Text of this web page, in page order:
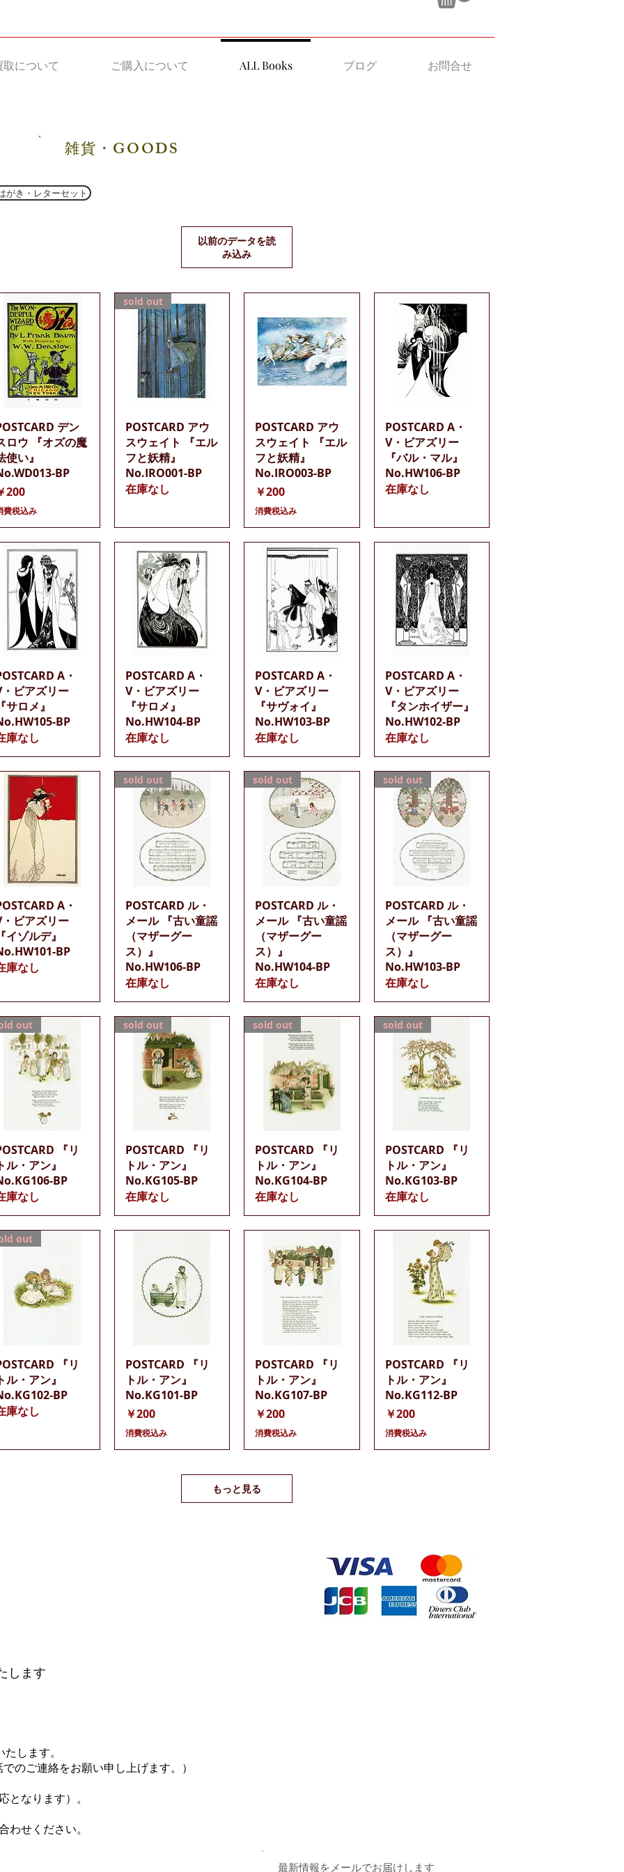
について ご購入について ALL Books ブログ お問合せ
雑貨・GOODS
以前のデータを読
み込み
クイックビュー
デン
ロウ 『オズの魔
使い』
BP
格
200
費税込み
クイックビュー
sold out
POSTCARD アウ
スウェイト 『エル
フと妖精』
No.IRO001-BP
在庫なし
クイックビュー
POSTCARD アウ
スウェイト 『エル
フと妖精』
No.IRO003-BP
価格
￥200
消費税込み
クイックビュー
POSTCARD A・
V・ビアズリー
『バル・マル』
No.HW106-BP
在庫なし
クイックビュー
A・
ビアズリー
サロメ』
BP
庫なし
クイックビュー
POSTCARD A・
V・ビアズリー
『サロメ』
No.HW104-BP
在庫なし
クイックビュー
POSTCARD A・
V・ビアズリー
『サヴォイ』
No.HW103-BP
在庫なし
クイックビュー
POSTCARD A・
V・ビアズリー
『タンホイザー』
No.HW102-BP
在庫なし
クイックビュー
A・
ビアズリー
イゾルデ』
BP
庫なし
クイックビュー
sold out
POSTCARD ル・
メール 『古い童謡
（マザーグー
ス）』
No.HW106-BP
在庫なし
クイックビュー
sold out
POSTCARD ル・
メール 『古い童謡
（マザーグー
ス）』
No.HW104-BP
在庫なし
クイックビュー
sold out
POSTCARD ル・
メール 『古い童謡
（マザーグー
ス）』
No.HW103-BP
在庫なし
クイックビュー
out
『リ
ル・アン』
BP
庫なし
クイックビュー
sold out
POSTCARD 『リ
トル・アン』
No.KG105-BP
在庫なし
クイックビュー
sold out
POSTCARD 『リ
トル・アン』
No.KG104-BP
在庫なし
クイックビュー
sold out
POSTCARD 『リ
トル・アン』
No.KG103-BP
在庫なし
クイックビュー
out
『リ
ル・アン』
BP
庫なし
クイックビュー
POSTCARD 『リ
トル・アン』
No.KG101-BP
価格
￥200
消費税込み
クイックビュー
POSTCARD 『リ
トル・アン』
No.KG107-BP
価格
￥200
消費税込み
クイックビュー
POSTCARD 『リ
トル・アン』
No.KG112-BP
価格
￥200
消費税込み
もっと見る
がき・レターセット
します
します。
のご連絡をお願い申し上げます。）
なります）。
せください。
最新情報をメールでお届けします